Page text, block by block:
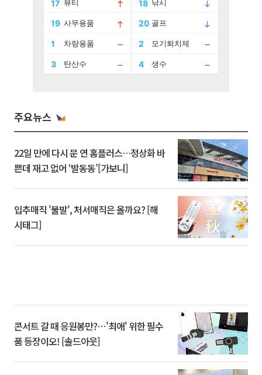
주요뉴스
22일 만에 다시 문 연 홈플러스…정상화 바
쁜데 재고 없어 ‘발동동’[가보니]
입추매직 '불발', 처서매직은 올까요? [해
시태그]
콘서트 갈 때 응원봉만?⋯'최애' 위한 필수
품 등장이오! [솔드아웃]